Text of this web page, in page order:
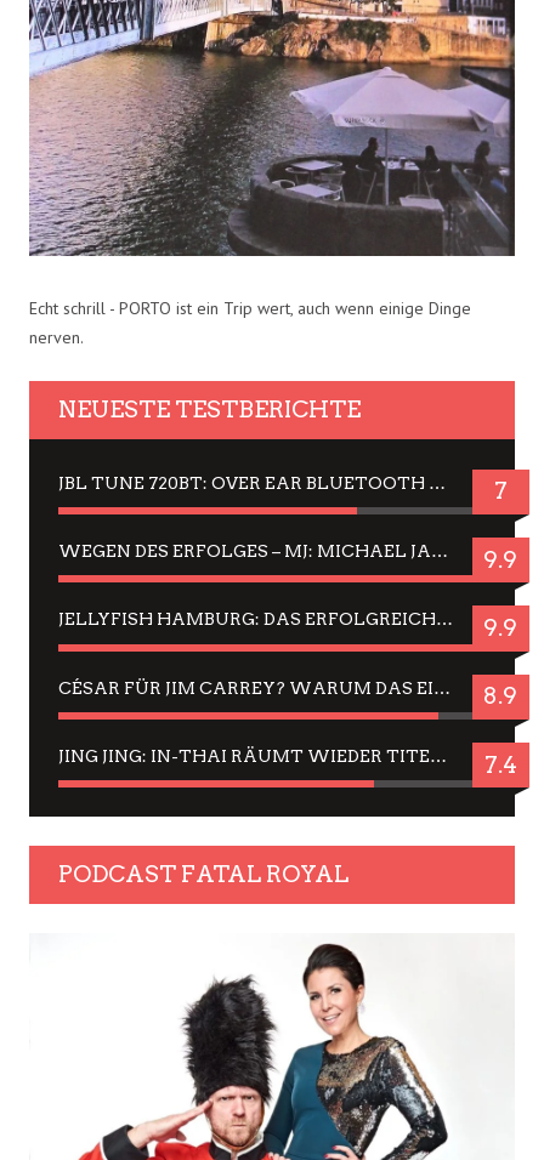
Echt schrill - PORTO ist ein Trip wert, auch wenn einige Dinge
nerven.
NEUESTE TESTBERICHTE
JBL TUNE 720BT: OVER EAR BLUETOOTH KOPFHÖRER UM DIE 50,-€ IM DAUER-TEST 7
WEGEN DES ERFOLGES – MJ: MICHAEL JACKSON MUSICAL IN EINER MATINEE SEHEN 9.9
JELLYFISH HAMBURG: DAS ERFOLGREICHE SOMMER-MENÜ 2025 IN GEFÜHLEN UND BILDERN 9.9
CÉSAR FÜR JIM CARREY? WARUM DAS EINER DER NERVIGSTEN ACTORS IST UND BLEIBT 8.9
JING JING: IN-THAI RÄUMT WIEDER TITEL AB – EIN ZWEI-STUNDEN-ERLEBNISBERICHT 7.4
PODCAST FATAL ROYAL